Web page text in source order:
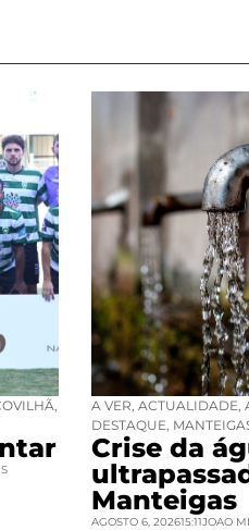
A VER ACTUALIDADE
DESTAQUE
Crise da
Manteigas
AGOSTO 6, 202615:11JOAO